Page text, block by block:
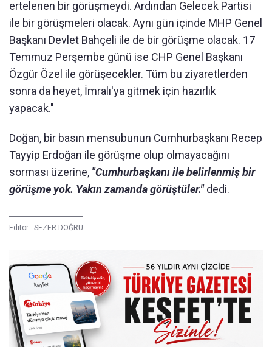
ertelenen bir görüşmeydi. Ardından Gelecek Partisi
ile bir görüşmeleri olacak. Aynı gün içinde MHP Genel
Başkanı Devlet Bahçeli ile de bir görüşme olacak. 17
Temmuz Perşembe günü ise CHP Genel Başkanı
Özgür Özel ile görüşecekler. Tüm bu ziyaretlerden
sonra da heyet, İmralı'ya gitmek için hazırlık
yapacak."
Doğan, bir basın mensubunun Cumhurbaşkanı Recep
Tayyip Erdoğan ile görüşme olup olmayacağını
sorması üzerine, "Cumhurbaşkanı ile belirlenmiş bir
görüşme yok. Yakın zamanda görüştüler."dedi.
Editör : SEZER DOĞRU